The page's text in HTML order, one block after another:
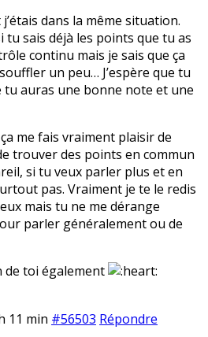
dans la même situation.
tu sais déjà les points que tu as
continu mais je sais que ça
un peu… J’espère que tu
tu auras une bonne note et une
me fais vraiment plaisir de
trouver des points en commun
si tu veux parler plus et en
pas. Vraiment je te le redis
mais tu ne me dérange
parler généralement ou de
de toi également
11 min #56503 Répondre